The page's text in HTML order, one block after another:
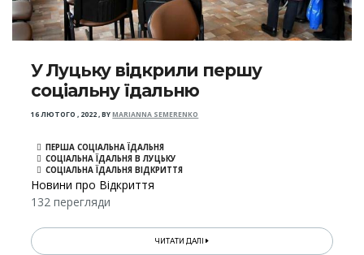
У Луцьку відкрили першу
соціальну їдальню
16 ЛЮТОГО , 2022,BYMARIANNA SEMERENKO
ПЕРША СОЦІАЛЬНА ЇДАЛЬНЯ
СОЦІАЛЬНА ЇДАЛЬНЯ В ЛУЦЬКУ
СОЦІАЛЬНА ЇДАЛЬНЯ ВІДКРИТТЯ
Новини про Відкриття
132 перегляди
ЧИТАТИ ДАЛІ